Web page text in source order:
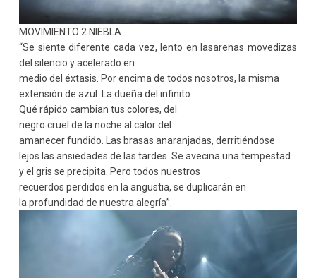
MOVIMIENTO 2 NIEBLA
“Se siente diferente cada vez, lento en lasarenas movedizas
del silencio y acelerado en
medio del éxtasis. Por encima de todos nosotros, la misma
extensión de azul. La dueña del infinito.
Qué rápido cambian tus colores, del
negro cruel de la noche al calor del
amanecer fundido. Las brasas anaranjadas, derritiéndose
lejos las ansiedades de las tardes. Se avecina una tempestad
y el gris se precipita. Pero todos nuestros
recuerdos perdidos en la angustia, se duplicarán en
la profundidad de nuestra alegría”.